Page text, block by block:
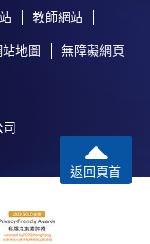
教師網站
地圖 無障礙網頁
返回頁首